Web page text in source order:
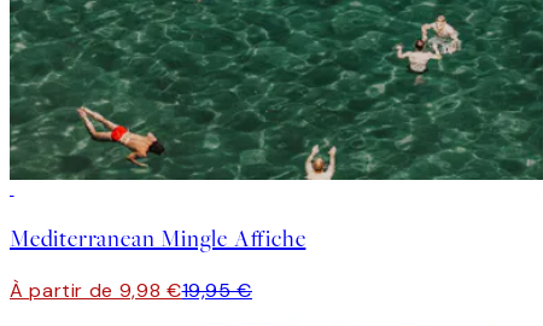
Mediterranean Mingle Affiche
À partir de 9,98 €19,95 €